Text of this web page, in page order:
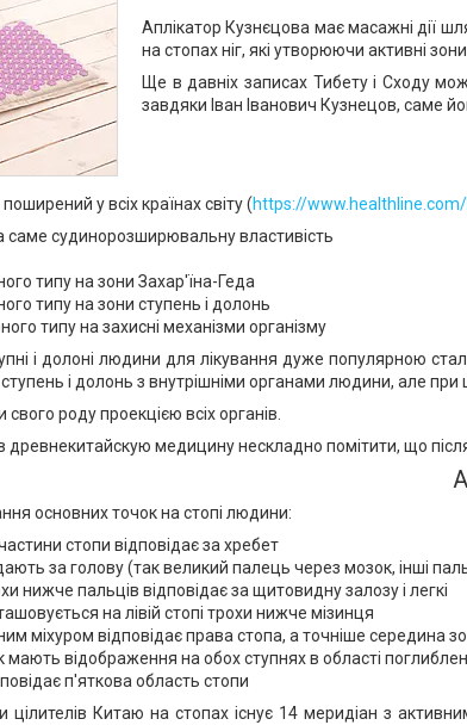
Аплікатор Кузнєцова має масажні дії
на стопах ніг, які утворюючи активні
Ще в давніх записах Тибету і Сходу
завдяки Іван Іванович Кузнецов, саме
у всіх країнах світу (https://
саме судинорозширювальну властивість
типу на зони Захар'їна-Геда
типу на зони ступень і долонь
типу на захисні механізми організму
і долоні людини для лікування дуже популярною
і долонь з внутрішніми органами людини, але при
роду проекцією всіх органів.
древнекитайскую медицину нескладно помітити, що
основних точок на стопі людини:
стопи відповідає за хребет
за голову (так великий палець через мозок, інші
нижче пальців відповідає за щитовидну залозу і легкі
на лівій стопі трохи нижче мізинця
міхуром відповідає права стопа, а точніше середина
мають відображення на обох ступнях в області
п'яткова область стопи
цілителів Китаю на стопах існує 14 меридіан з